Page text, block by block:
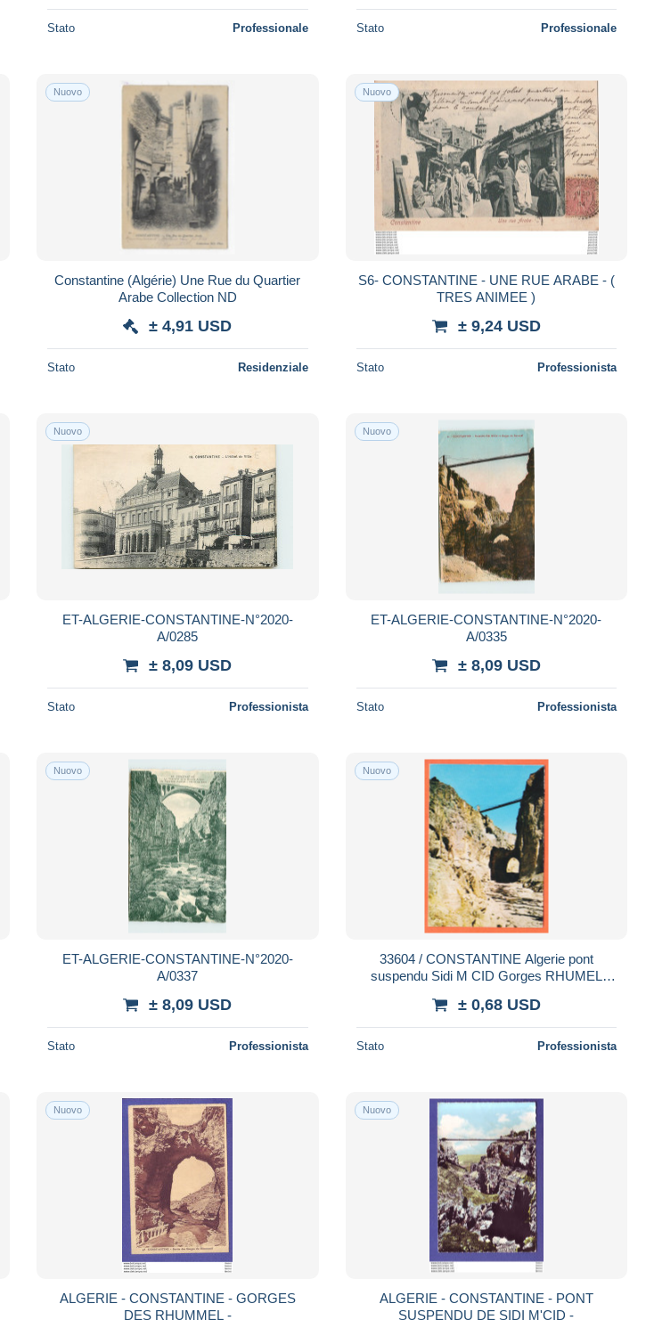
Stato Professionale Stato Professionale
Nuovo
Constantine (Algérie) Une Rue du Quartier
Arabe Collection ND
± 4,91 USD
Stato Residenziale
Nuovo
S6- CONSTANTINE - UNE RUE ARABE - (
TRES ANIMEE )
± 9,24 USD
Stato Professionista
Nuovo
ET-ALGERIE-CONSTANTINE-N°2020-
A/0285
± 8,09 USD
Stato Professionista
Nuovo
ET-ALGERIE-CONSTANTINE-N°2020-
A/0335
± 8,09 USD
Stato Professionista
Nuovo
ET-ALGERIE-CONSTANTINE-N°2020-
A/0337
± 8,09 USD
Stato Professionista
Nuovo
33604 / CONSTANTINE Algerie pont
suspendu Sidi M CID Gorges RHUMEL
± 0,68 USD
Stato Professionista
Nuovo
ALGERIE - CONSTANTINE - GORGES
DES RHUMMEL -
Nuovo
ALGERIE - CONSTANTINE - PONT
SUSPENDU DE SIDI M'CID -